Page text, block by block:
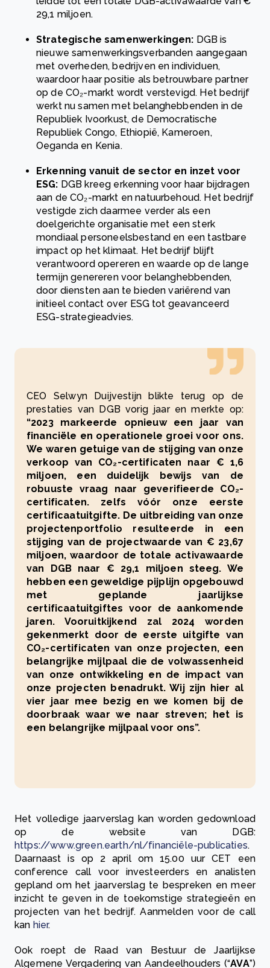
29,1 miljoen.
Strategische samenwerkingen: DGB is
nieuwe samenwerkingsverbanden aangegaan
met overheden, bedrijven en individuen,
waardoor haar positie als betrouwbare partner
op de CO₂-markt wordt verstevigd. Het bedrijf
werkt nu samen met belanghebbenden in de
Republiek Ivoorkust, de Democratische
Republiek Congo, Ethiopië, Kameroen,
Oeganda en Kenia.
Erkenning vanuit de sector en inzet voor
ESG: DGB kreeg erkenning voor haar bijdragen
aan de CO₂-markt en natuurbehoud. Het bedrijf
vestigde zich daarmee verder als een
doelgerichte organisatie met een sterk
mondiaal personeelsbestand en een tastbare
impact op het klimaat. Het bedrijf blijft
verantwoord opereren en waarde op de lange
termijn genereren voor belanghebbenden,
door diensten aan te bieden variërend van
initieel contact over ESG tot geavanceerd
ESG-strategieadvies.
CEO Selwyn Duijvestijn blikte terug op de
prestaties van DGB vorig jaar en merkte op:
“2023 markeerde opnieuw een jaar van
financiële en operationele groei voor ons.
We waren getuige van de stijging van onze
verkoop van CO₂-certificaten naar € 1,6
miljoen, een duidelijk bewijs van de
robuuste vraag naar geverifieerde CO₂-
certificaten. zelfs vóór onze eerste
certificaatuitgifte. De uitbreiding van onze
projectenportfolio resulteerde in een
stijging van de projectwaarde van € 23,67
miljoen, waardoor de totale activawaarde
van DGB naar € 29,1 miljoen steeg. We
hebben een geweldige pijplijn opgebouwd
met geplande jaarlijkse
certificaatuitgiftes voor de aankomende
jaren. Vooruitkijkend zal 2024 worden
gekenmerkt door de eerste uitgifte van
CO₂-certificaten van onze projecten, een
belangrijke mijlpaal die de volwassenheid
van onze ontwikkeling en de impact van
onze projecten benadrukt. Wij zijn hier al
vier jaar mee bezig en we komen bij de
doorbraak waar we naar streven; het is
een belangrijke mijlpaal voor ons”.
Het volledige jaarverslag kan worden gedownload
op de website van DGB:
https://www.green.earth/nl/financiële-publicaties.
Daarnaast is op 2 april om 15.00 uur CET een
conference call voor investeerders en analisten
gepland om het jaarverslag te bespreken en meer
inzicht te geven in de toekomstige strategieën en
projecten van het bedrijf. Aanmelden voor de call
kan hier.
Ook roept de Raad van Bestuur de Jaarlijkse
Algemene Vergadering van Aandeelhouders (“AVA”)